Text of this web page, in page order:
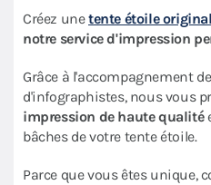
Créez unetente étoile
notre service d'impression
Grâce à l'accompagnement
d'infographistes, nous vous
impression de haute qualité
bâches de votre tente étoile.
Parce que vous êtes unique,